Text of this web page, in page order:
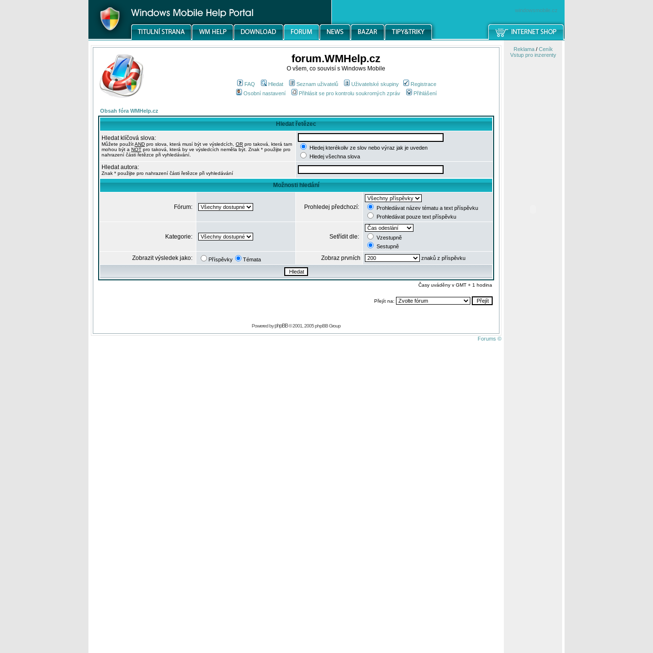
windowsmobile.cz
forum.WMHelp.cz
O všem, co souvisí s Windows Mobile
FAQ Hledat Seznam uživatelů Uživatelské skupiny
Registrace
Osobní nastavení
Přihlásit se pro kontrolu soukromých zpráv Přihlášení
Obsah fóra WMHelp.cz
Hledat řetězec
Hledat klíčová slova:
Můžete použítAND pro slova, která musí být ve výsledcích, OR pro taková, která tam
mohou být a NOT pro taková, která by ve výsledcích neměla být. Znak * použijte pro
nahrazení části řetězce při vyhledávání.
Hledej kterékoliv ze slov nebo výraz jak je uveden
Hledej všechna slova
Hledat autora:
Znak * použijte pro nahrazení části řetězce při vyhledávání
Možnosti hledání
Fórum: Prohledej předchozí:
Prohledávat název tématu a text příspěvku
Prohledávat pouze text příspěvku
Kategorie: Setřídit dle:
Vzestupně
Sestupně
Zobrazit výsledek jako: Příspěvky Témata Zobraz prvních znaků z příspěvku
Časy uváděny v GMT + 1 hodina
Přejít na:
Powered byphpBB© 2001, 2005 phpBB Group
Forums ©
Reklama/ Ceník
Vstup pro inzerenty